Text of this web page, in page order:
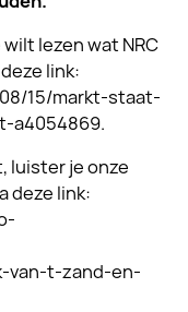
lezen wat NRC
link:
15/markt-staat-
a4054869.
luister je onze
deze link:
van-t-zand-en-